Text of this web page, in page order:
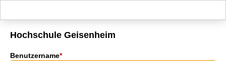
Hauptnavigation
Fußzeile
Hochschule Geisenheim
Benutzername